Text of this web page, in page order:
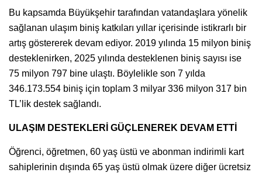
Bu kapsamda Büyükşehir tarafından vatandaşlara yönelik
sağlanan ulaşım biniş katkıları yıllar içerisinde istikrarlı bir
artış göstererek devam ediyor. 2019 yılında 15 milyon biniş
desteklenirken, 2025 yılında desteklenen biniş sayısı ise
75 milyon 797 bine ulaştı. Böylelikle son 7 yılda
346.173.554 biniş için toplam 3 milyar 336 milyon 317 bin
TL’lik destek sağlandı.
ULAŞIM DESTEKLERİ GÜÇLENEREK DEVAM ETTİ
Öğrenci, öğretmen, 60 yaş üstü ve abonman indirimli kart
sahiplerinin dışında 65 yaş üstü olmak üzere diğer ücretsiz